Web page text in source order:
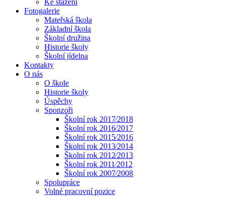
Ke stažení
Fotogalerie
Mateřská škola
Základní škola
Školní družina
Historie školy
Školní jídelna
Kontakty
O nás
O škole
Historie školy
Úspěchy
Sponzoři
Školní rok 2017⁄2018
Školní rok 2016⁄2017
Školní rok 2015⁄2016
Školní rok 2013⁄2014
Školní rok 2012⁄2013
Školní rok 2011⁄2012
Školní rok 2007⁄2008
Spolupráce
Volné pracovní pozice